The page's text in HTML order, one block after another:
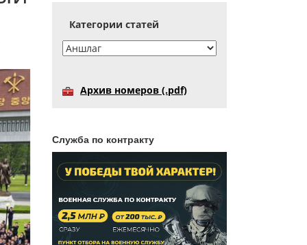
Категории статей
Архив номеров (.pdf)
Служба по контракту